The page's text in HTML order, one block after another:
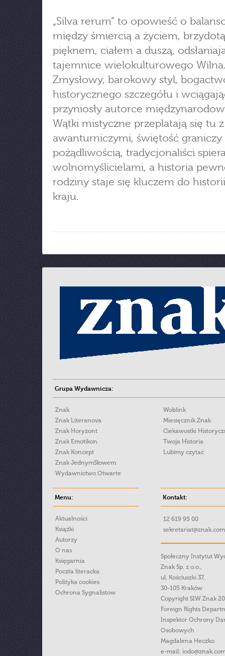
„Silva rerum” to opowieść o
między śmiercią a życiem,
pięknem, ciałem a duszą,
tajemnice wielokulturowego
Zmysłowy, barokowy styl,
historycznego szczegółu i
przyniosły autorce
Wątki mistyczne przeplatają się tu z
awanturniczymi, świętość graniczy
pożądliwością, tradycjonaliści
wolnomyślicielami, a historia
rodziny staje się kluczem do
kraju.
Grupa Wydawnicza:
Znak
Znak Literanova
Znak Horyzont
Znak Emotikon
Znak Koncept
Znak JednymSłowem
Wydawnictwo Otwarte
Woblink
Miesięcznik Znak
Ciekawostki
Twoja Historia
Lubimy czytać
Menu:
Aktualności
Książki
Autorzy
O nas
Księgarnia
Poczta literacka
Polityka cookies
Ochrona Sygnalistow
Kontakt:
12 619 95 00
Społeczny Instytut
Znak Sp. z o.o.,
ul. Kościuszki 37,
30-105 Kraków
Copyright SIW Znak
Foreign Rights
Inspektor Ochrony
Osobowych
Magdalena Heczko
e-mail: